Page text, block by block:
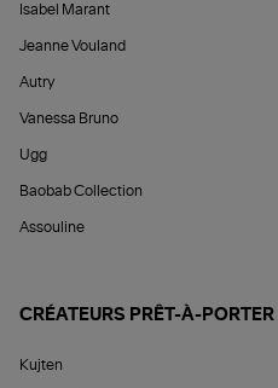
Isabel Marant
Jeanne Vouland
Autry
Vanessa Bruno
Ugg
Baobab Collection
Assouline
CRÉATEURS PRÊT-À-PORTER
Kujten